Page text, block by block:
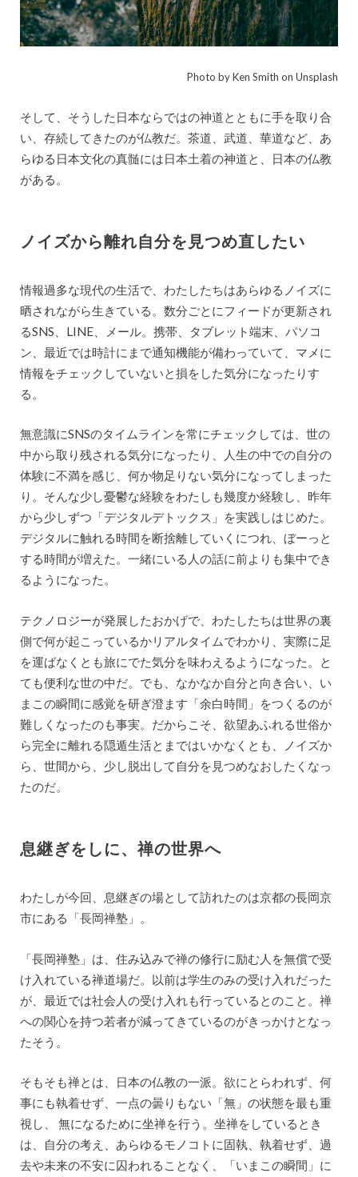
Photo by Ken Smith on Unsplash
そして、そうした日本ならではの神道とともに手を取り合
い、存続してきたのが仏教だ。茶道、武道、華道など、あ
らゆる日本文化の真髄には日本土着の神道と、日本の仏教
がある。
ノイズから離れ自分を見つめ直したい
情報過多な現代の生活で、わたしたちはあらゆるノイズに
晒されながら生きている。数分ごとにフィードが更新され
るSNS、LINE、メール。携帯、タブレット端末、パソコ
ン、最近では時計にまで通知機能が備わっていて、マメに
情報をチェックしていないと損をした気分になったりす
る。
無意識にSNSのタイムラインを常にチェックしては、世の
中から取り残される気分になったり、人生の中での自分の
体験に不満を感じ、何か物足りない気分になってしまった
り。そんな少し憂鬱な経験をわたしも幾度か経験し、昨年
から少しずつ「デジタルデトックス」を実践しはじめた。
デジタルに触れる時間を断捨離していくにつれ、ぼーっと
する時間が増えた。一緒にいる人の話に前よりも集中でき
るようになった。
テクノロジーが発展したおかげで、わたしたちは世界の裏
側で何が起こっているかリアルタイムでわかり、実際に足
を運ばなくとも旅にでた気分を味わえるようになった。と
ても便利な世の中だ。でも、なかなか自分と向き合い、い
まこの瞬間に感覚を研ぎ澄ます「余白時間」をつくるのが
難しくなったのも事実。だからこそ、欲望あふれる世俗か
ら完全に離れる隠遁生活とまではいかなくとも、ノイズか
ら、世間から、少し脱出して自分を見つめなおしたくなっ
たのだ。
息継ぎをしに、禅の世界へ
わたしが今回、息継ぎの場として訪れたのは京都の長岡京
市にある「長岡禅塾」。
「長岡禅塾」は、住み込みで禅の修行に励む人を無償で受
け入れている禅道場だ。以前は学生のみの受け入れだった
が、最近では社会人の受け入れも行っているとのこと。禅
への関心を持つ若者が減ってきているのがきっかけとなっ
たそう。
そもそも禅とは、日本の仏教の一派。欲にとらわれず、何
事にも執着せず、一点の曇りもない「無」の状態を最も重
視し、 無になるために坐禅を行う。坐禅をしているとき
は、自分の考え、あらゆるモノコトに固執、執着せず、過
去や未来の不安に囚われることなく、「いまこの瞬間」に